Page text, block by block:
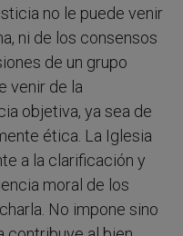
no le puede venir
ni de los consensos
de un grupo
venir de la
objetiva, ya sea de
ética. La Iglesia
a la clarificación y
moral de los
No impone sino